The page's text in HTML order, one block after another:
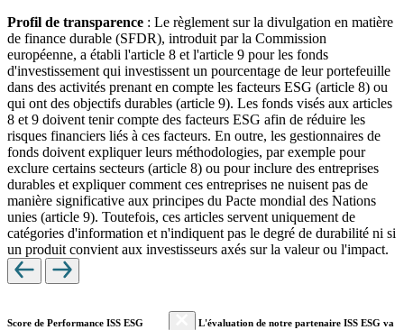
Profil de transparence : Le règlement sur la divulgation en matière
de finance durable (SFDR), introduit par la Commission
européenne, a établi l'article 8 et l'article 9 pour les fonds
d'investissement qui investissent un pourcentage de leur portefeuille
dans des activités prenant en compte les facteurs ESG (article 8) ou
qui ont des objectifs durables (article 9). Les fonds visés aux articles
8 et 9 doivent tenir compte des facteurs ESG afin de réduire les
risques financiers liés à ces facteurs. En outre, les gestionnaires de
fonds doivent expliquer leurs méthodologies, par exemple pour
exclure certains secteurs (article 8) ou pour inclure des entreprises
durables et expliquer comment ces entreprises ne nuisent pas de
manière significative aux principes du Pacte mondial des Nations
unies (article 9). Toutefois, ces articles servent uniquement de
catégories d'information et n'indiquent pas le degré de durabilité ni si
un produit convient aux investisseurs axés sur la valeur ou l'impact.
Score de Performance ISS ESG
L'évaluation de notre partenaire ISS ESG va